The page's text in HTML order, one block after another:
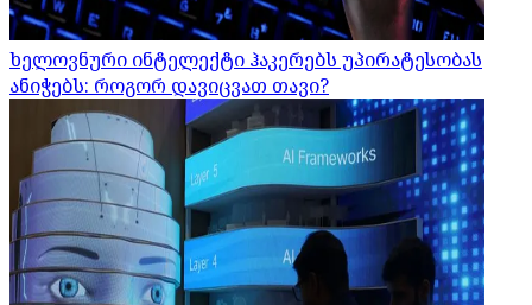
ხელოვნური ინტელექტი ჰაკერებს უპირატესობას
ანიჭებს: როგორ დავიცვათ თავი?